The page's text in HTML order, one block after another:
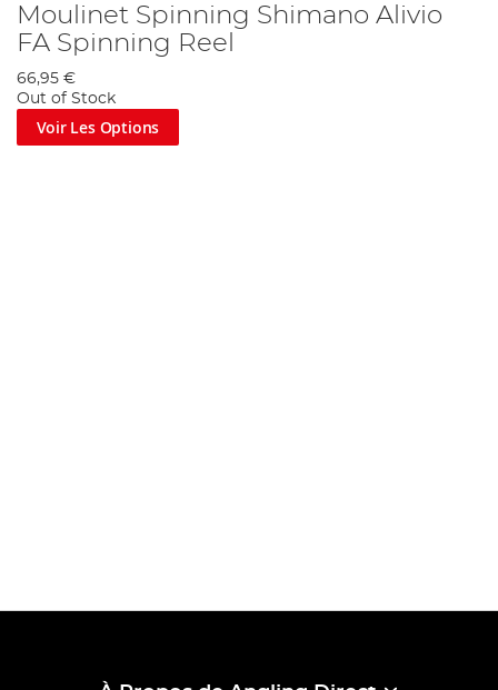
Moulinet Spinning Shimano Alivio
FA Spinning Reel
66,95 €
Out of Stock
Voir Les Options